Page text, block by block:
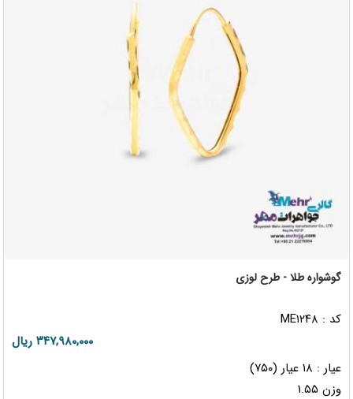
گوشواره طلا - طرح لوزی
کد : ME۱۲۴۸
۳۴۷,۹۸۰,۰۰۰ ریال
عیار : ۱۸ عیار (۷۵۰)
وزن ۱.۵۵